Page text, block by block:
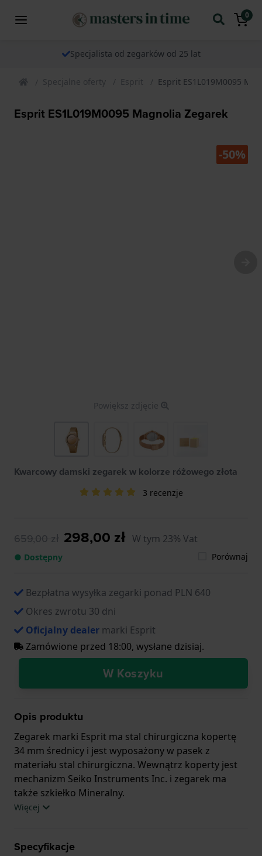
0
Specjalista od zegarków od 25 lat
Specjalne oferty Esprit Esprit ES1L019M0095
Esprit ES1L019M0095 Magnolia Zegarek
-50%
Powiększ zdjęcie
Kwarcowy damski zegarek w kolorze różowego złota
3 recenzje
659,00 zł 298,00 zł W tym 23% Vat
● Dostępny Porównaj
Bezpłatna wysyłka zegarki ponad PLN 640
Okres zwrotu 30 dni
Oficjalny dealer marki Esprit
Zamówione przed 18:00, wysłane dzisiaj.
W Koszyku
Opis produktu
Zegarek marki Esprit ma stal chirurgiczna kopertę
34 mm średnicy i jest wyposażony w pasek z
materiału stal chirurgiczna. Wewnątrz koperty jest
mechanizm Seiko Instruments Inc. i zegarek ma
także szkiełko Mineralny.
letnia gwarancja.
Więcej
Specyfikacje